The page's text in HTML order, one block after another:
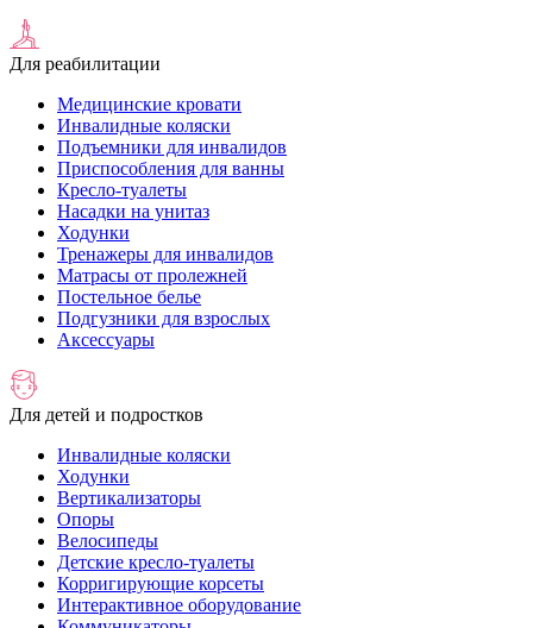
Для реабилитации
Медицинские кровати
Инвалидные коляски
Подъемники для инвалидов
Приспособления для ванны
Кресло-туалеты
Насадки на унитаз
Ходунки
Тренажеры для инвалидов
Матрасы от пролежней
Постельное белье
Подгузники для взрослых
Аксессуары
Для детей и подростков
Инвалидные коляски
Ходунки
Вертикализаторы
Опоры
Велосипеды
Детские кресло-туалеты
Корригирующие корсеты
Интерактивное оборудование